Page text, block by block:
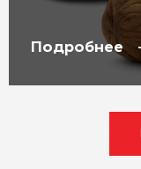
Подробнее